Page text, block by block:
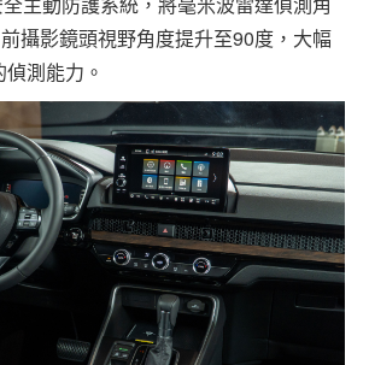
攝影鏡頭視野角度提升至90度，大幅
測能力。